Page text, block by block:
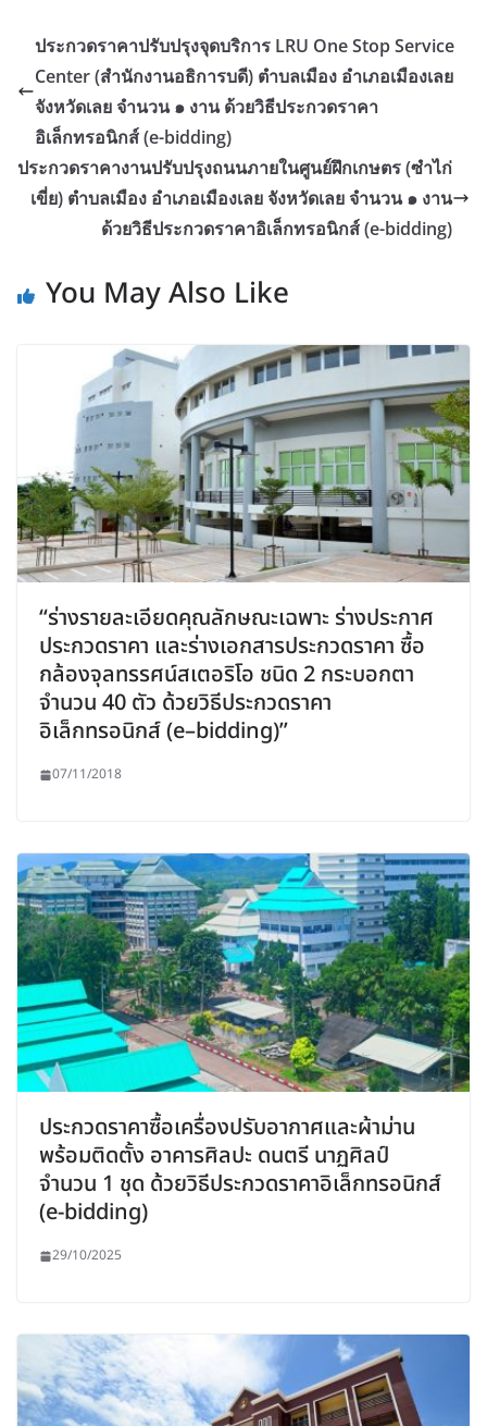
ประกวดราคาปรับปรุงจุดบริการ LRU One Stop Service
Center (สำนักงานอธิการบดี) ตำบลเมือง อำเภอเมืองเลย
จังหวัดเลย จำนวน ๑ งาน ด้วยวิธีประกวดราคา
อิเล็กทรอนิกส์ (e-bidding)
ประกวดราคางานปรับปรุงถนนภายในศูนย์ฝึกเกษตร (ซำไก่
เขี่ย) ตำบลเมือง อำเภอเมืองเลย จังหวัดเลย จำนวน ๑ งาน
ด้วยวิธีประกวดราคาอิเล็กทรอนิกส์ (e-bidding)
You May Also Like
“ร่างรายละเอียดคุณลักษณะเฉพาะ ร่างประกาศ
ประกวดราคา และร่างเอกสารประกวดราคา ซื้อ
กล้องจุลทรรศน์สเตอริโอ ชนิด 2 กระบอกตา
จำนวน 40 ตัว ด้วยวิธีประกวดราคา
อิเล็กทรอนิกส์ (e–bidding)”
07/11/2018
ประกวดราคาซื้อเครื่องปรับอากาศและผ้าม่าน
พร้อมติดตั้ง อาคารศิลปะ ดนตรี นาฏศิลป์
จำนวน 1 ชุด ด้วยวิธีประกวดราคาอิเล็กทรอนิกส์
(e-bidding)
29/10/2025